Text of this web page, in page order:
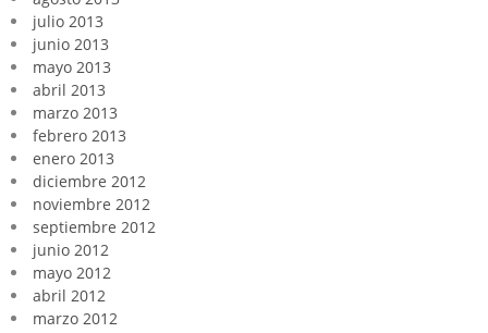
julio 2013
junio 2013
mayo 2013
abril 2013
marzo 2013
febrero 2013
enero 2013
diciembre 2012
noviembre 2012
septiembre 2012
junio 2012
mayo 2012
abril 2012
marzo 2012